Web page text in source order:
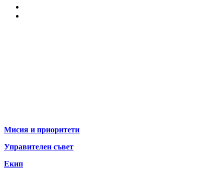
Мисия и приоритети
Управителен съвет
Екип